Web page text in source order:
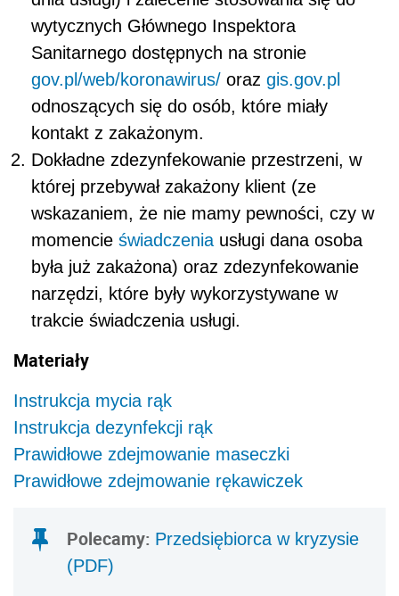
wytycznych Głównego Inspektora
Sanitarnego dostępnych na stronie
gov.pl/web/koronawirus/ oraz gis.gov.pl
odnoszących się do osób, które miały
kontakt z zakażonym.
Dokładne zdezynfekowanie przestrzeni, w
której przebywał zakażony klient (ze
wskazaniem, że nie mamy pewności, czy w
momencie świadczenia usługi dana osoba
była już zakażona) oraz zdezynfekowanie
narzędzi, które były wykorzystywane w
trakcie świadczenia usługi.
Materiały
Instrukcja mycia rąk
Instrukcja dezynfekcji rąk
Prawidłowe zdejmowanie maseczki
Prawidłowe zdejmowanie rękawiczek
Polecamy: Przedsiębiorca w kryzysie
(PDF)